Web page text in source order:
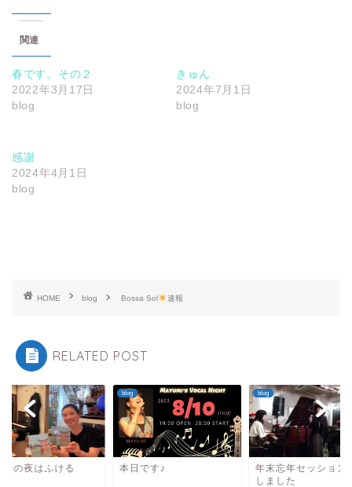
関連
春です。その２
2022年3月17日
blog
きゅん
2024年7月1日
blog
感謝
2024年4月1日
blog
HOME blog Bossa Sol 速報
RELATED POST
松の夜はふける
blog
本日です♪
blog
年末忘年セッション
しました